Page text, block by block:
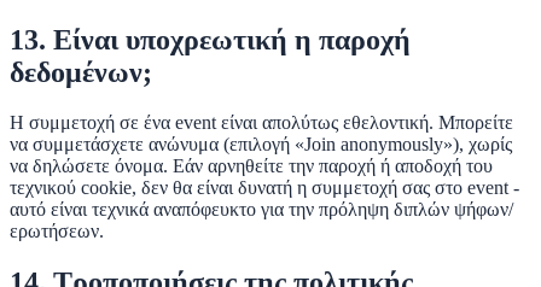
13. Είναι υποχρεωτική η παροχή
δεδομένων;
Η συμμετοχή σε ένα event είναιαπολύτως εθελοντική. Μπορείτε
να συμμετάσχετε ανώνυμα (επιλογή «Join anonymously»), χωρίς
να δηλώσετε όνομα. Εάν αρνηθείτε την παροχή ή αποδοχή του
τεχνικού cookie, δεν θα είναι δυνατή η συμμετοχή σας στο event -
αυτό είναι τεχνικά αναπόφευκτο για την πρόληψη διπλών ψήφων/
ερωτήσεων.